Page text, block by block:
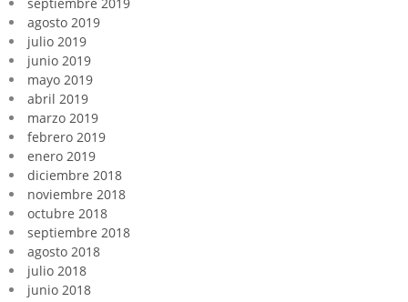
agosto 2019
julio 2019
junio 2019
mayo 2019
abril 2019
marzo 2019
febrero 2019
enero 2019
diciembre 2018
noviembre 2018
octubre 2018
septiembre 2018
agosto 2018
julio 2018
junio 2018